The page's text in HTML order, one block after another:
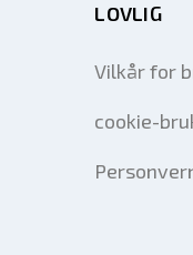
LOVLIG
Vilkår for
cookie-